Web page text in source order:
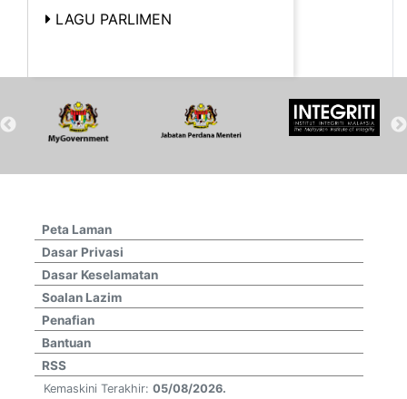
LAGU PARLIMEN
Peta Laman
Dasar Privasi
Dasar Keselamatan
Soalan Lazim
Penafian
Bantuan
RSS
Kemaskini Terakhir: 05/08/2026.